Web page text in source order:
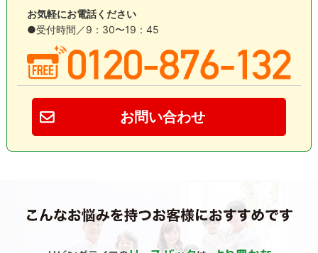
お気軽にお電話ください
●受付時間／9：30〜19：45
お問い合わせ